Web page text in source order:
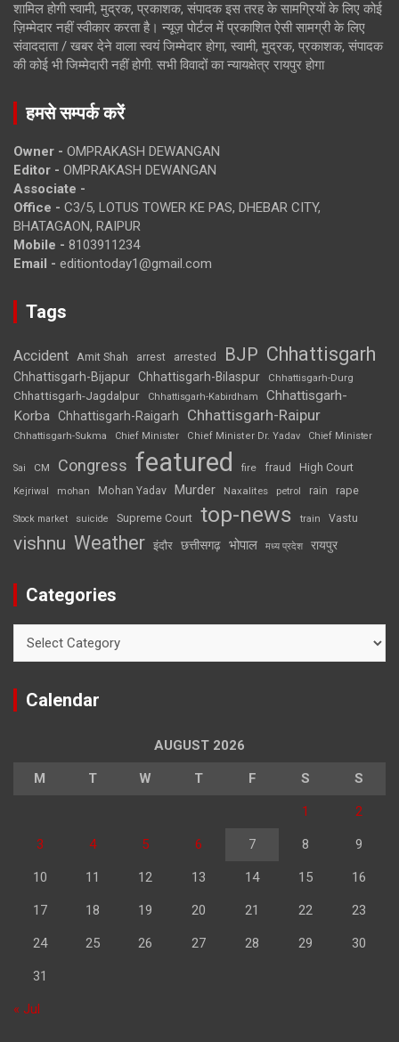
शामिल होगी स्वामी, मुद्रक, प्रकाशक, संपादक इस तरह के सामग्रियों के लिए कोई
ज़िम्मेदार नहीं स्वीकार करता है। न्यूज़ पोर्टल में प्रकाशित ऐसी सामग्री के लिए
संवाददाता / खबर देने वाला स्वयं जिम्मेदार होगा, स्वामी, मुद्रक, प्रकाशक, संपादक
की कोई भी जिम्मेदारी नहीं होगी. सभी विवादों का न्यायक्षेत्र रायपुर होगा
हमसे सम्पर्क करें
Owner - OMPRAKASH DEWANGAN
Editor - OMPRAKASH DEWANGAN
Associate -
Office - C3/5, LOTUS TOWER KE PAS, DHEBAR CITY,
BHATAGAON, RAIPUR
Mobile - 8103911234
Email - editiontoday1@gmail.com
Tags
Accident Amit Shah arrest arrested BJP Chhattisgarh
Chhattisgarh-Bijapur Chhattisgarh-Bilaspur Chhattisgarh-Durg
Chhattisgarh-Jagdalpur Chhattisgarh-Kabirdham
Chhattisgarh-
Korba Chhattisgarh-Raigarh Chhattisgarh-Raipur
Chhattisgarh-Sukma Chief Minister Chief Minister Dr. Yadav Chief Minister
Sai CM Congress featured fire fraud High Court
Kejriwal mohan Mohan Yadav Murder Naxalites petrol rain rape
Stock market suicide Supreme Court top-news train Vastu
vishnu Weather इंदौर छत्तीसगढ़ भोपाल मध्य प्रदेश रायपुर
Categories
Calendar
AUGUST 2026
M T W T F S S
1 2
3 4 5 6 7 8 9
10 11 12 13 14 15 16
17 18 19 20 21 22 23
24 25 26 27 28 29 30
31
« Jul